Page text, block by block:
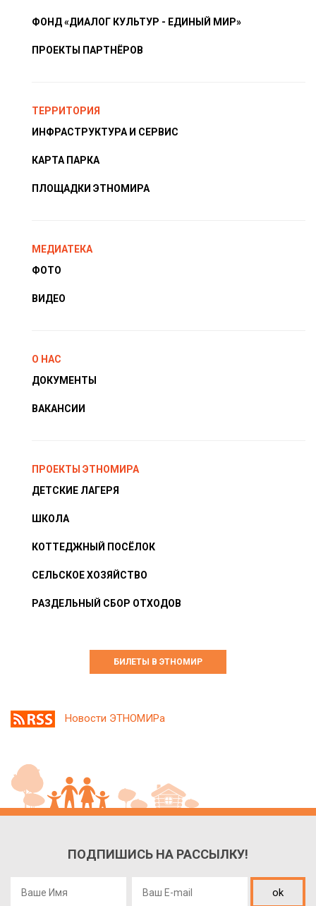
ФОНД «ДИАЛОГ КУЛЬТУР - ЕДИНЫЙ МИР»
ПРОЕКТЫ ПАРТНЁРОВ
ТЕРРИТОРИЯ
ИНФРАСТРУКТУРА И СЕРВИС
КАРТА ПАРКА
ПЛОЩАДКИ ЭТНОМИРА
МЕДИАТЕКА
ФОТО
ВИДЕО
О НАС
ДОКУМЕНТЫ
ВАКАНСИИ
ПРОЕКТЫ ЭТНОМИРА
ДЕТСКИЕ ЛАГЕРЯ
ШКОЛА
КОТТЕДЖНЫЙ ПОСЁЛОК
СЕЛЬСКОЕ ХОЗЯЙСТВО
РАЗДЕЛЬНЫЙ СБОР ОТХОДОВ
БИЛЕТЫ В ЭТНОМИР
Новости ЭТНОМИРа
ПОДПИШИСЬ НА РАССЫЛКУ!
ok